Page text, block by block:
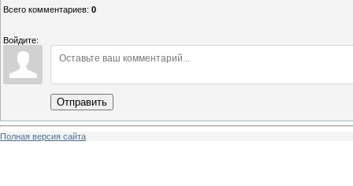
Всего комментариев: 0
Войдите:
Отправить
Полная версия сайта